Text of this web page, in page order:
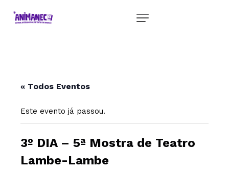
« Todos Eventos
Este evento já passou.
3º DIA – 5ª Mostra de Teatro
Lambe-Lambe